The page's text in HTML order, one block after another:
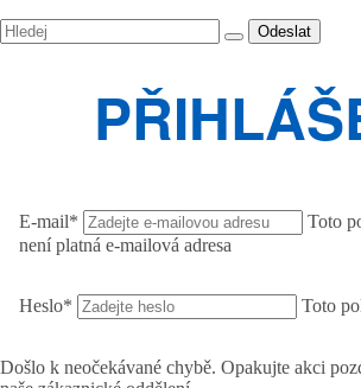
Odeslat
E-mail* Toto
není platná e-mailová adresa
Heslo* Toto
Došlo k neočekávané chybě. Opakujte akci